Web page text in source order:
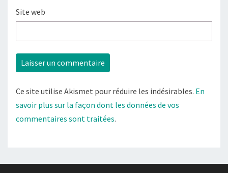
Site web
Ce site utilise Akismet pour réduire les indésirables. En
savoir plus sur la façon dont les données de vos
commentaires sont traitées.